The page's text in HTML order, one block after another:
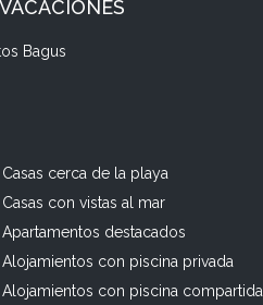
Bagus
Casas cerca de la playa
Casas con vistas al mar
Apartamentos destacados
Alojamientos con piscina privada
Alojamientos con piscina compartida